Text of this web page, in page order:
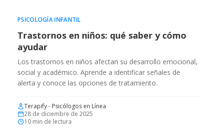
PSICOLOGÍA INFANTIL
Trastornos en niños: qué saber y cómo
ayudar
Los trastornos en niños afectan su desarrollo emocional,
social y académico. Aprende a identificar señales de
alerta y conoce las opciones de tratamiento.
Terapify - Psicólogos en Línea
28 de diciembre de 2025
10 min de lectura